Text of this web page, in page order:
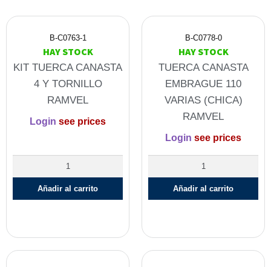
B-C0763-1
HAY STOCK
KIT TUERCA CANASTA
4 Y TORNILLO
RAMVEL
Login see prices
Añadir al carrito
B-C0778-0
HAY STOCK
TUERCA CANASTA
EMBRAGUE 110
VARIAS (CHICA)
RAMVEL
Login see prices
Añadir al carrito